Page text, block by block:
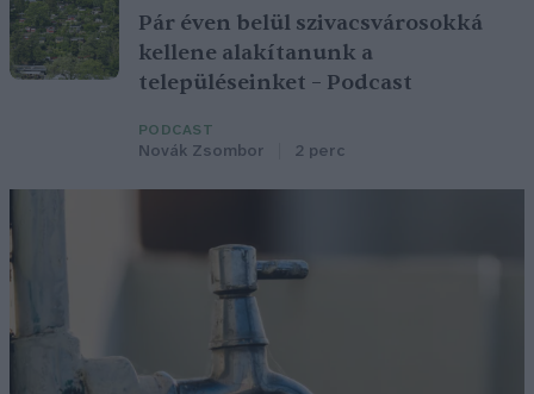
Pár éven belül szivacsvárosokká
kellene alakítanunk a
településeinket – Podcast
PODCAST
Novák Zsombor 2 perc